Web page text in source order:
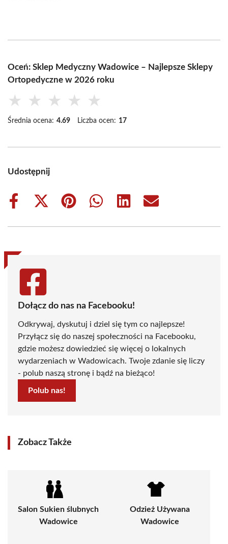
Oceń: Sklep Medyczny Wadowice – Najlepsze Sklepy
Ortopedyczne w 2026 roku
★ ★ ★ ★ ★
Średnia ocena: 4.69 Liczba ocen: 17
Udostępnij
Share
Share
(Twitter)
Share
Share
Share
Share
Dołącz do nas na Facebooku!
Odkrywaj, dyskutuj i dziel się tym co najlepsze!
Przyłącz się do naszej społeczności na Facebooku,
gdzie możesz dowiedzieć się więcej o lokalnych
wydarzeniach w Wadowicach. Twoje zdanie się liczy
- polub naszą stronę i bądź na bieżąco!
Polub nas!
Zobacz Także
Salon Sukien ślubnych
Wadowice
Odzież Używana
Wadowice